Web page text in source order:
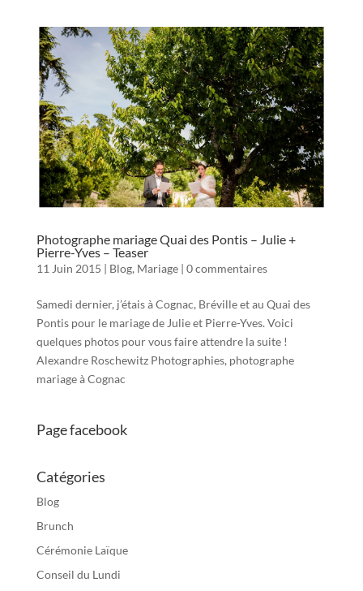
Photographe mariage Quai des Pontis – Julie +
Pierre-Yves – Teaser
11 Juin 2015 | Blog, Mariage| 0 commentaires
Samedi dernier, j’étais à Cognac, Bréville et au Quai des
Pontis pour le mariage de Julie et Pierre-Yves. Voici
quelques photos pour vous faire attendre la suite !
Alexandre Roschewitz Photographies, photographe
mariage à Cognac
Page facebook
Catégories
Blog
Brunch
Cérémonie Laïque
Conseil du Lundi